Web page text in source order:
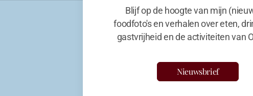
Blijf op de hoogte van mijn
foodfoto's en verhalen over eten,
gastvrijheid en de activiteiten van
Nieuwsbrief